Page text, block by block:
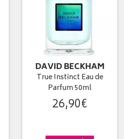
DAVID BECKHAM
True Instinct Eau de
Parfum 50ml
26,90€